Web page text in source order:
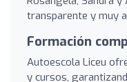
transparente y muy
Formación
Autoescola Liceu
y cursos,